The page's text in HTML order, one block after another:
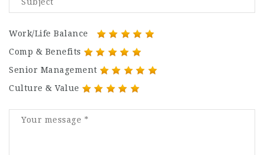
Work/Life Balance
Comp & Benefits
Senior Management
Culture & Value